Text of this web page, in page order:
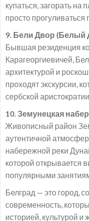
купаться, загорать на
просто
9. Бели Двор (Белый
Бывшая резиденция
Карагеоргиевичей,
архитектурой и
проходят экскурсии,
сербской
10. Земунецкая
Живописный район
аутентичной
набережной реки
которой открывается
популярными
Белград — это город,
современность,
историей, культурой